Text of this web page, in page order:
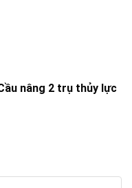
nâng 2 trụ thủy lực